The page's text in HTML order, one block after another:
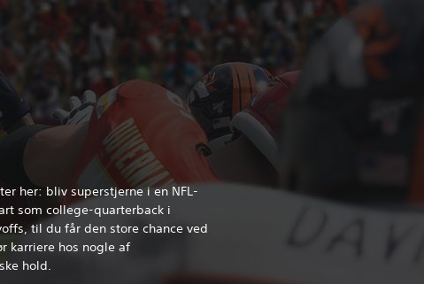
her: bliv superstjerne i en NFL-
som college-quarterback i
til du får den store chance ved
karriere hos nogle af
hold.